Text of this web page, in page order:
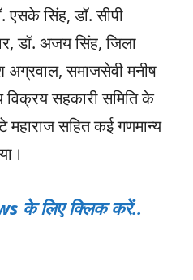
एसके सिंह, डॉ. सीपी
डॉ. अजय सिंह, जिला
अग्रवाल, समाजसेवी मनीष
विक्रय सहकारी समिति के
महाराज सहित कई गणमान्य
के लिए क्लिक करें..